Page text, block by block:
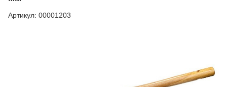
Артикул: 00001203